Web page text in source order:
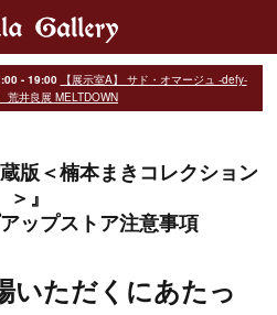
- 19:00
【展示室A】 サド・オマージュ -defy-
荒井良展 MELTDOWN
版＜楠本まきコレクション
＞』
ップストア注意事項
いただくにあたっ